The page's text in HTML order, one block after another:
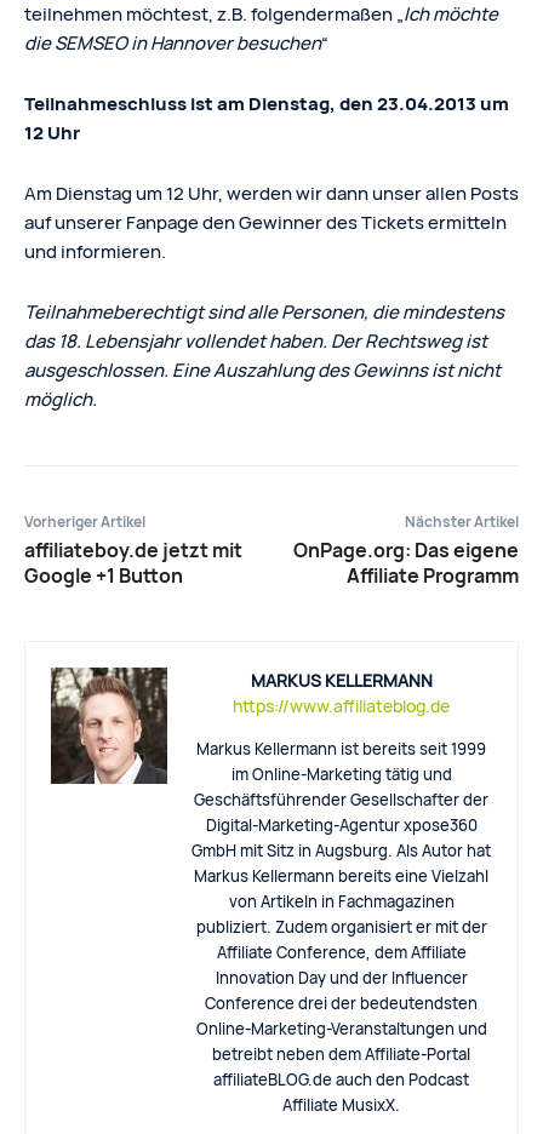
teilnehmen möchtest, z.B. folgendermaßen „Ich möchte
die SEMSEO in Hannover besuchen“
Teilnahmeschluss ist am Dienstag, den 23.04.2013 um
12 Uhr
Am Dienstag um 12 Uhr, werden wir dann unser allen Posts
auf unserer Fanpage den Gewinner des Tickets ermitteln
und informieren.
Teilnahmeberechtigt sind alle Personen, die mindestens
das 18. Lebensjahr vollendet haben. Der Rechtsweg ist
ausgeschlossen. Eine Auszahlung des Gewinns ist nicht
möglich.
Vorheriger Artikel
affiliateboy.de jetzt mit
Google +1 Button
Nächster Artikel
OnPage.org: Das eigene
Affiliate Programm
MARKUS KELLERMANN
https://www.affiliateblog.de
Markus Kellermann ist bereits seit 1999
im Online-Marketing tätig und
Geschäftsführender Gesellschafter der
Digital-Marketing-Agentur xpose360
GmbH mit Sitz in Augsburg. Als Autor hat
Markus Kellermann bereits eine Vielzahl
von Artikeln in Fachmagazinen
publiziert. Zudem organisiert er mit der
Affiliate Conference, dem Affiliate
Innovation Day und der Influencer
Conference drei der bedeutendsten
Online-Marketing-Veranstaltungen und
betreibt neben dem Affiliate-Portal
affiliateBLOG.de auch den Podcast
Affiliate MusixX.